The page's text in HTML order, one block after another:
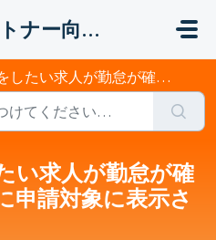
matchboxパートナー向けヘルプ
勤怠が確定しているのに申請対象に表示されません。
い求人が勤怠が確
申請対象に表示さ